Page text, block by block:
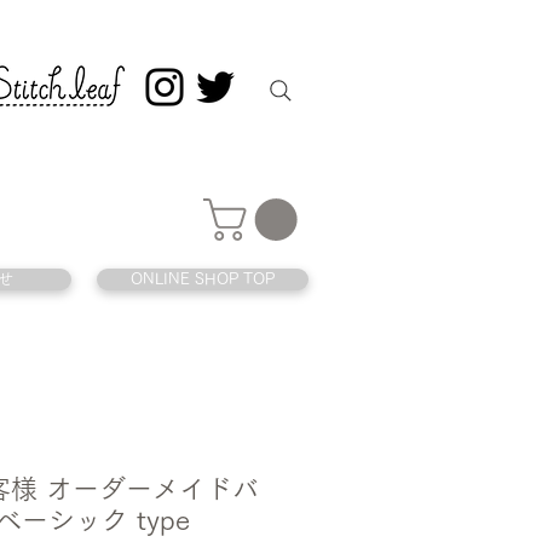
オーダーメイドバ
ーシック type
ONLINE SHOP TOP